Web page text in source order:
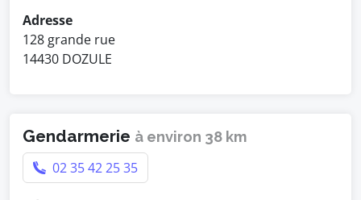
Adresse
128 grande rue
14430 DOZULE
Gendarmerie à environ 38 km
02 35 42 25 35